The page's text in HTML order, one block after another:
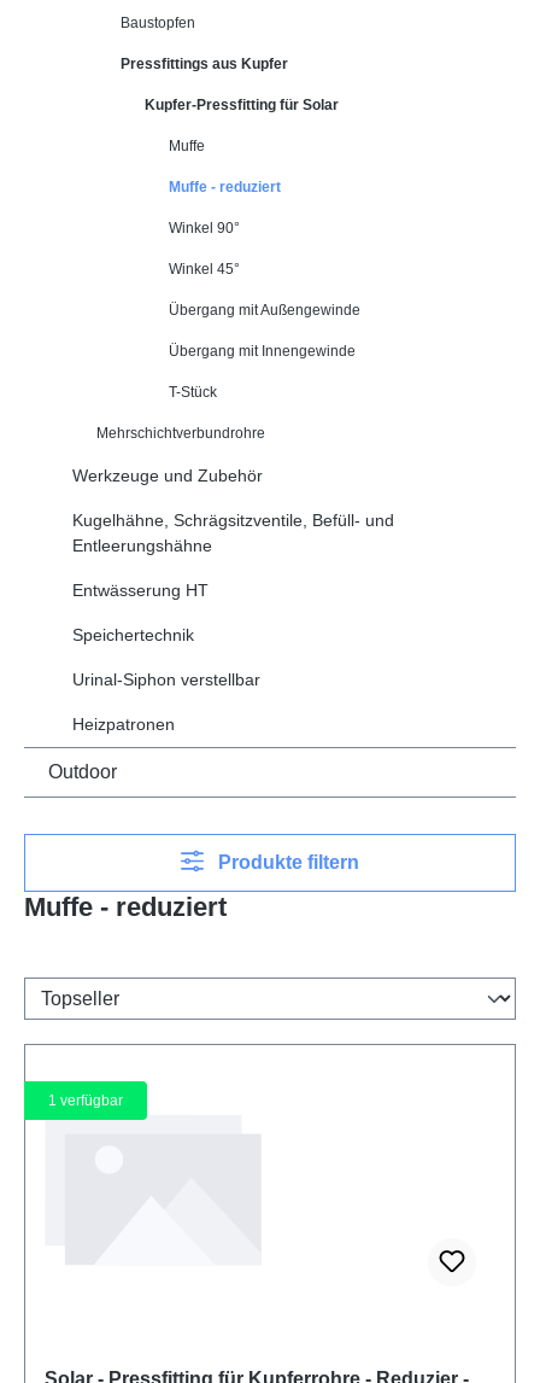
Baustopfen
Pressfittings aus Kupfer
Kupfer-Pressfitting für Solar
Muffe
Muffe - reduziert
Winkel 90°
Winkel 45°
Übergang mit Außengewinde
Übergang mit Innengewinde
T-Stück
Mehrschichtverbundrohre
Werkzeuge und Zubehör
Kugelhähne, Schrägsitzventile, Befüll- und
Entleerungshähne
Entwässerung HT
Speichertechnik
Urinal-Siphon verstellbar
Heizpatronen
Outdoor
Produkte filtern
Muffe - reduziert
1 verfügbar
Solar - Pressfitting für Kupferrohre - Reduzier -